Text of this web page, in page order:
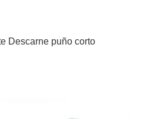
Descarne puño corto